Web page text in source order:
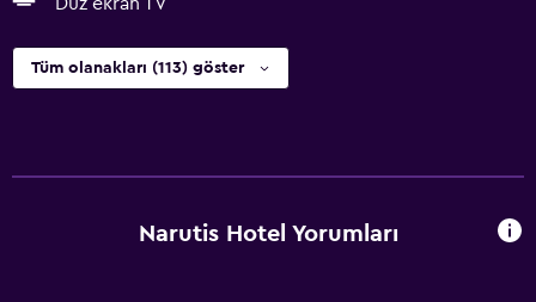
Tüm olanakları (113) göster
Narutis Hotel Yorumları